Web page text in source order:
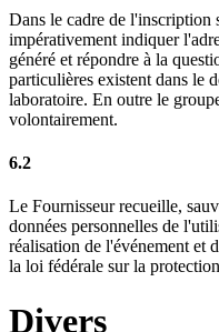
Dans le cadre de
impérativement indiquer
généré et répondre à la
particulières existent dans le
laboratoire. En outre le
volontairement.
6.2
Le Fournisseur recueille,
données personnelles de
réalisation de l'événement et
la loi fédérale sur la
Divers